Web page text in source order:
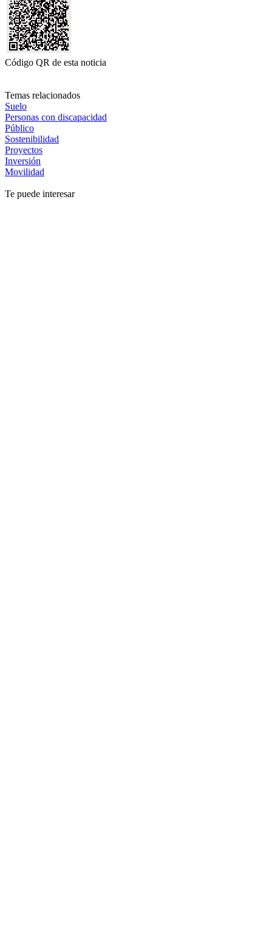
Código QR de esta noticia
Temas relacionados
Suelo
Personas con discapacidad
Público
Sostenibilidad
Proyectos
Inversión
Movilidad
Te puede interesar